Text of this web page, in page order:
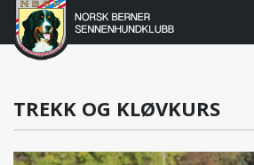
Gå
Norsk
Berner
Sennenhundklubb
TREKK OG KLØVKURS